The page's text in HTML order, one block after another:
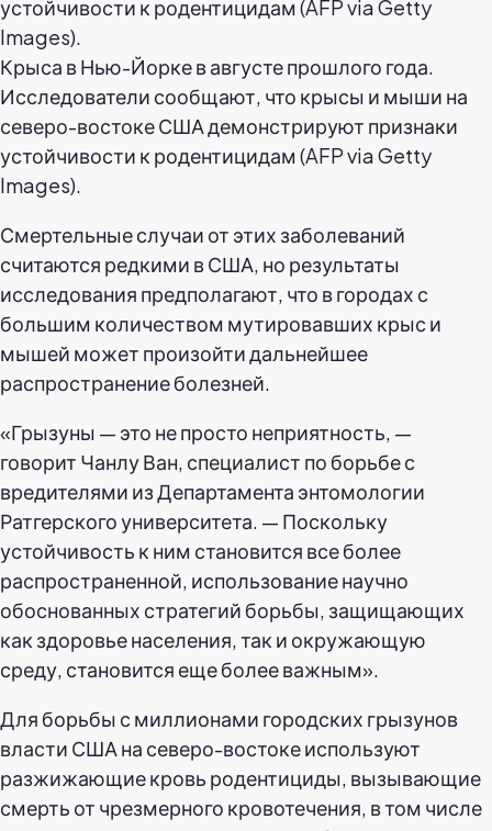
Крыса в Нью-Йорке в августе прошлого года.
Исследователи сообщают, что крысы и мыши на
северо-востоке США демонстрируют признаки
устойчивости к родентицидам (AFP via Getty
Images).
Смертельные случаи от этих заболеваний
считаются редкими в США, но результаты
исследования предполагают, что в городах с
большим количеством мутировавших крыс и
мышей может произойти дальнейшее
распространение болезней.
«Грызуны — это не просто неприятность, —
говорит Чанлу Ван, специалист по борьбе с
вредителями из Департамента энтомологии
Ратгерского университета. — Поскольку
устойчивость к ним становится все более
распространенной, использование научно
обоснованных стратегий борьбы, защищающих
как здоровье населения, так и окружающую
среду, становится еще более важным».
Для борьбы с миллионами городских грызунов
власти США на северо-востоке используют
разжижающие кровь родентициды, вызывающие
смерть от чрезмерного кровотечения, в том числе